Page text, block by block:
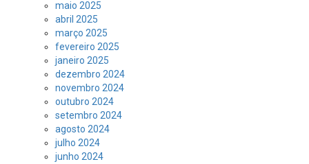
maio 2025
abril 2025
março 2025
fevereiro 2025
janeiro 2025
dezembro 2024
novembro 2024
outubro 2024
setembro 2024
agosto 2024
julho 2024
junho 2024